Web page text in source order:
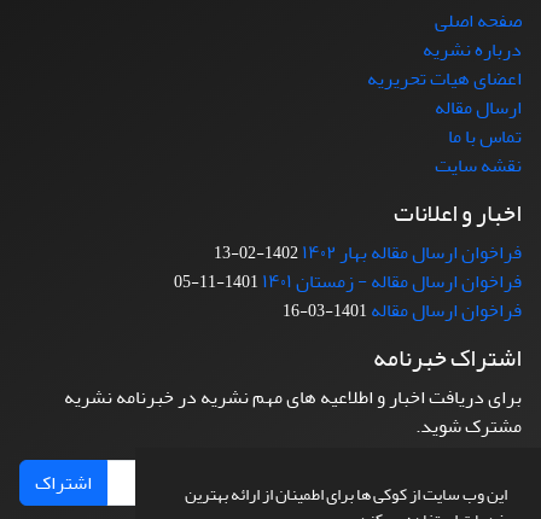
این وب سایت از کوکی ها برای اطمینان از ارائه بهترین
صفحه اصلی
درباره نشریه
اعضای هیات تحریریه
ارسال مقاله
تماس با ما
نقشه سایت
اخبار و اعلانات
فراخوان ارسال مقاله بهار ۱۴۰۲ 1402-02-13
فراخوان ارسال مقاله - زمستان ۱۴۰۱ 1401-11-05
فراخوان ارسال مقاله1401-03-16
اشتراک خبرنامه
برای دریافت اخبار و اطلاعیه های مهم نشریه در خبرنامه نشریه
مشترک شوید.
اشتراک